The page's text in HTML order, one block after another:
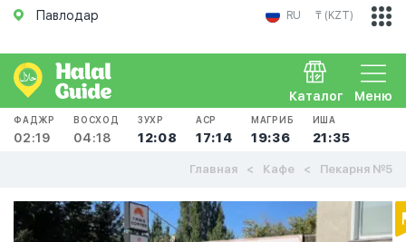
Павлодар RU ₸ (KZT)
Меню
Каталог
ФАДЖР
02:19
ВОСХОД
04:18
ЗУХР
12:08
АСР
17:14
МАГРИБ
19:36
ИША
21:35
Главная Кафе Пекарня №5